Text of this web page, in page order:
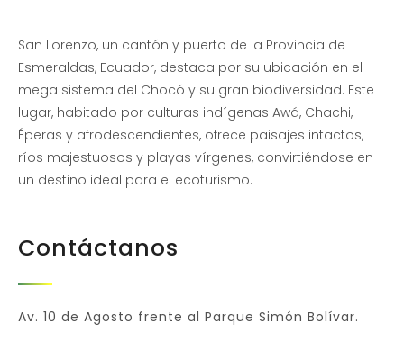
San Lorenzo, un cantón y puerto de la Provincia de
Esmeraldas, Ecuador, destaca por su ubicación en el
mega sistema del Chocó y su gran biodiversidad. Este
lugar, habitado por culturas indígenas Awá, Chachi,
Éperas y afrodescendientes, ofrece paisajes intactos,
ríos majestuosos y playas vírgenes, convirtiéndose en
un destino ideal para el ecoturismo.
Contáctanos
Av. 10 de Agosto frente al Parque Simón Bolívar.